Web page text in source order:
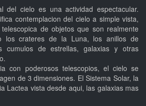
del cielo es una actividad espectacular.
contemplacion del cielo a simple vista,
de objetos que son realmente
los crateres de la Luna, los anillos de
cumulos de estrellas, galaxias y otras
con poderosos telescopios, el cielo se
de 3 dimensiones. El Sistema Solar, la
Lactea vista desde aqui, las galaxias mas